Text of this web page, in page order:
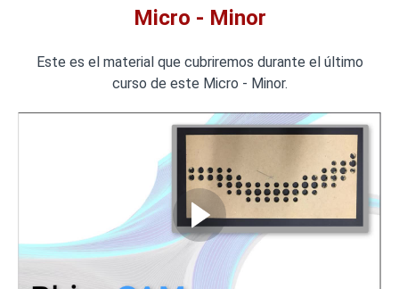
Micro - Minor
Este es el material que cubriremos durante el último
curso de este Micro - Minor.